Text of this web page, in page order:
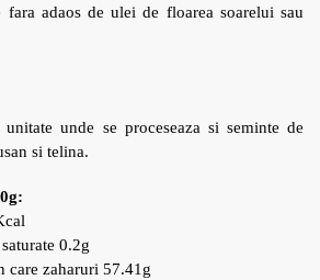
fara adaos de ulei de floarea soarelui sau
unde se proceseaza si seminte de
si telina.
0.2g
care zaharuri 57.41g